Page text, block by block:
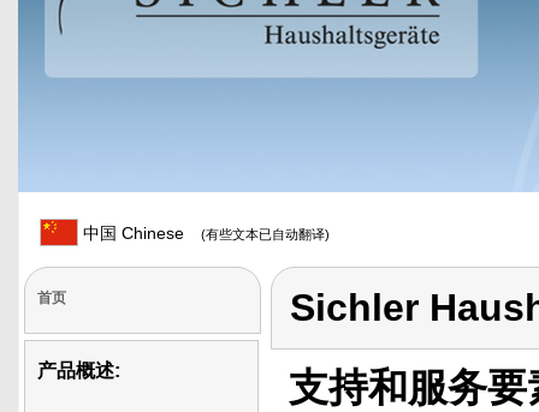
中国 Chinese (有些文本已自动翻译)
首页
产品概述:
Sichler
支持和服务要